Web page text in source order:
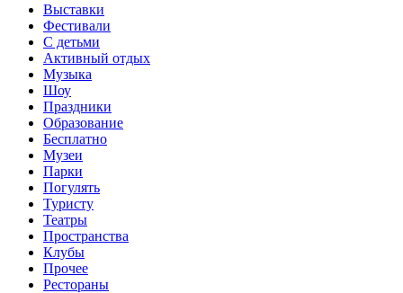
Выставки
Фестивали
С детьми
Активный отдых
Музыка
Шоу
Праздники
Образование
Бесплатно
Музеи
Парки
Погулять
Туристу
Театры
Пространства
Клубы
Прочее
Рестораны